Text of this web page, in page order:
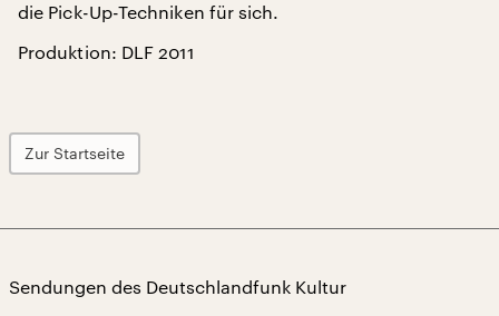
die Pick-Up-Techniken für sich.
Produktion: DLF 2011
Zur Startseite
Sendungen des Deutschlandfunk Kultur